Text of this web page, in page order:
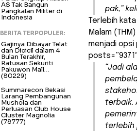
pak,”
Terlebih
Malam
menjadi opsi
posts=”9371″
“Jadi
terbaik.
terlebih
AS Tak Bangun
Pangkalan Militer di
Indonesia
BERITA TERPOPULER:
Gajinya Dibayar Telat
dan Dicicil dalam 4
Bulan Terakhir,
Ratusan Sekuriti
Pakuwon Mall…
(80229)
Summarecon Bekasi
Larang Pembangunan
Mushola dan
Perluasan Club House
Cluster Magnolia
(78777)